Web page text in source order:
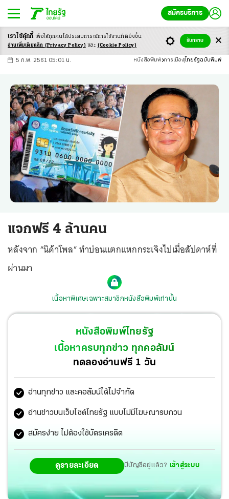
สมัครบริการ
-ก ก ก+
5 ก.พ. 2561 05:01 น. หนังสือพิมพ์ การเมือง ไทยรัฐฉบับพิมพ์
แจกฟรี 4 ล้านคน
หลังจาก “นิด้าโพล” ทำบ่อนแตกแหกกระเจิงไปเมื่อสัปดาห์ที่
ผ่านมา
เนื้อหาพิเศษเฉพาะสมาชิกหนังสือพิมพ์เท่านั้น
หนังสือพิมพ์ไทยรัฐ
เนื้อหาครบทุกข่าว ทุกคอลัมน์
ทดลองอ่านฟรี 1 วัน
อ่านทุกข่าว และคอลัมน์ได้ไม่จำกัด
อ่านข่าวบนเว็บไซต์ไทยรัฐ แบบไม่มีโฆษณารบกวน
สมัครง่าย ไม่ต้องใช้บัตรเครดิต
ดูรายละเอียด มีบัญชีอยู่แล้ว? เข้าสู่ระบบ
เราใช้คุ้กกี้ เพื่อให้ทุกคนได้ประสบการณ์การใช้งานที่ดียิ่งขึ้น
อ่านเพิ่มเติมคลิก (Privacy Policy) และ (Cookie Policy)
รับทราบ